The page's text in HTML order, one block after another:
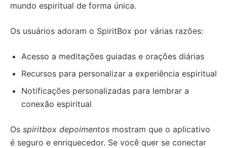
mundo espiritual de forma única.
Os usuários adoram o SpiritBox por várias razões:
Acesso a meditações guiadas e orações diárias
Recursos para personalizar a experiência espiritual
Notificações personalizadas para lembrar a
conexão espiritual
Os spiritbox depoimentos mostram que o aplicativo
é seguro e enriquecedor. Se você quer se conectar